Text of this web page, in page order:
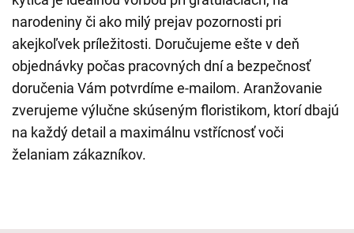
narodeniny či ako milý prejav pozornosti pri
akejkoľvek príležitosti. Doručujeme ešte v deň
objednávky počas pracovných dní a bezpečnosť
doručenia Vám potvrdíme e-mailom. Aranžovanie
zverujeme výlučne skúseným floristikom, ktorí dbajú
na každý detail a maximálnu vstřícnosť voči
želaniam zákazníkov.